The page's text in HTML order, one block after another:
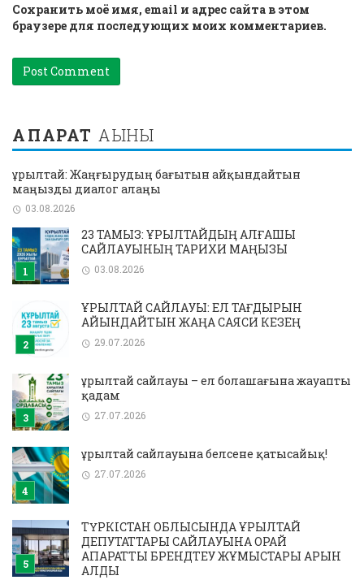
Сохранить моё имя, email и адрес сайта в этом
браузере для последующих моих комментариев.
АҚПАРАТ АҒЫНЫ
Құрылтай: Жаңғырудың бағытын айқындайтын
маңызды диалог алаңы
03.08.2026
23 ТАМЫЗ: ҚҰРЫЛТАЙДЫҢ АЛҒАШҚЫ
САЙЛАУЫНЫҢ ТАРИХИ МАҢЫЗЫ
03.08.2026
ҚҰРЫЛТАЙ САЙЛАУЫ: ЕЛ ТАҒДЫРЫН
АЙҚЫНДАЙТЫН ЖАҢА САЯСИ КЕЗЕҢ
29.07.2026
Құрылтай сайлауы – ел болашағына жауапты
қадам
27.07.2026
Құрылтай сайлауына белсене қатысайық!
27.07.2026
ТҮРКІСТАН ОБЛЫСЫНДА ҚҰРЫЛТАЙ
ДЕПУТАТТАРЫ САЙЛАУЫНА ОРАЙ
АҚПАРАТТЫҚ БРЕНДТЕУ ЖҰМЫСТАРЫ ҚАРҚЫН
АЛДЫ